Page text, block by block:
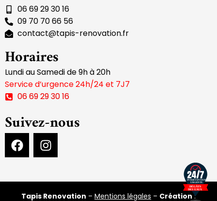
06 69 29 30 16
09 70 70 66 56
contact@tapis-renovation.fr
Horaires
Lundi au Samedi de 9h à 20h
Service d’urgence 24h/24 et 7J7
06 69 29 30 16
Suivez-nous
Tapis Renovation – Mentions légales – Création: